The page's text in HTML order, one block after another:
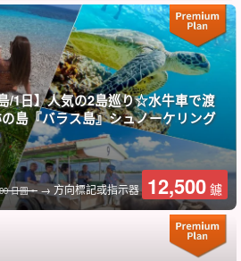
/1日】人気の2島巡り☆水牛車で渡
島『バラス島』シュノーケリング
日圓。 → 方向標記或指示器 12,500 鑢